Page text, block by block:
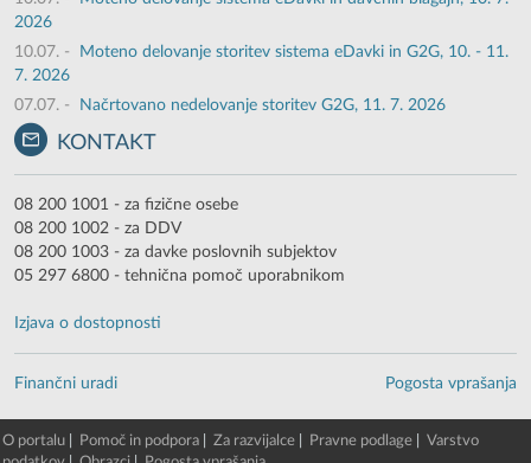
2026
10.07. -
Moteno delovanje storitev sistema eDavki in G2G, 10. - 11.
7. 2026
07.07. - Načrtovano nedelovanje storitev G2G, 11. 7. 2026
KONTAKT
08 200 1001 - za fizične osebe
08 200 1002 - za DDV
08 200 1003 - za davke poslovnih subjektov
05 297 6800 - tehnična pomoč uporabnikom
Izjava o dostopnosti
Finančni uradi Pogosta vprašanja
O portalu Pomoč in podpora Za razvijalce Pravne podlage
Varstvo